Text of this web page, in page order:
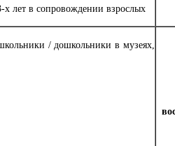
лет в сопровождении взрослых
/ дошкольники в музеях,